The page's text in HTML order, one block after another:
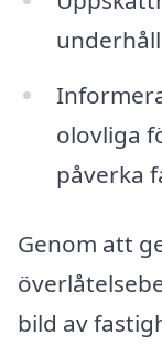
olovliga
påverka
Genom att
bild av